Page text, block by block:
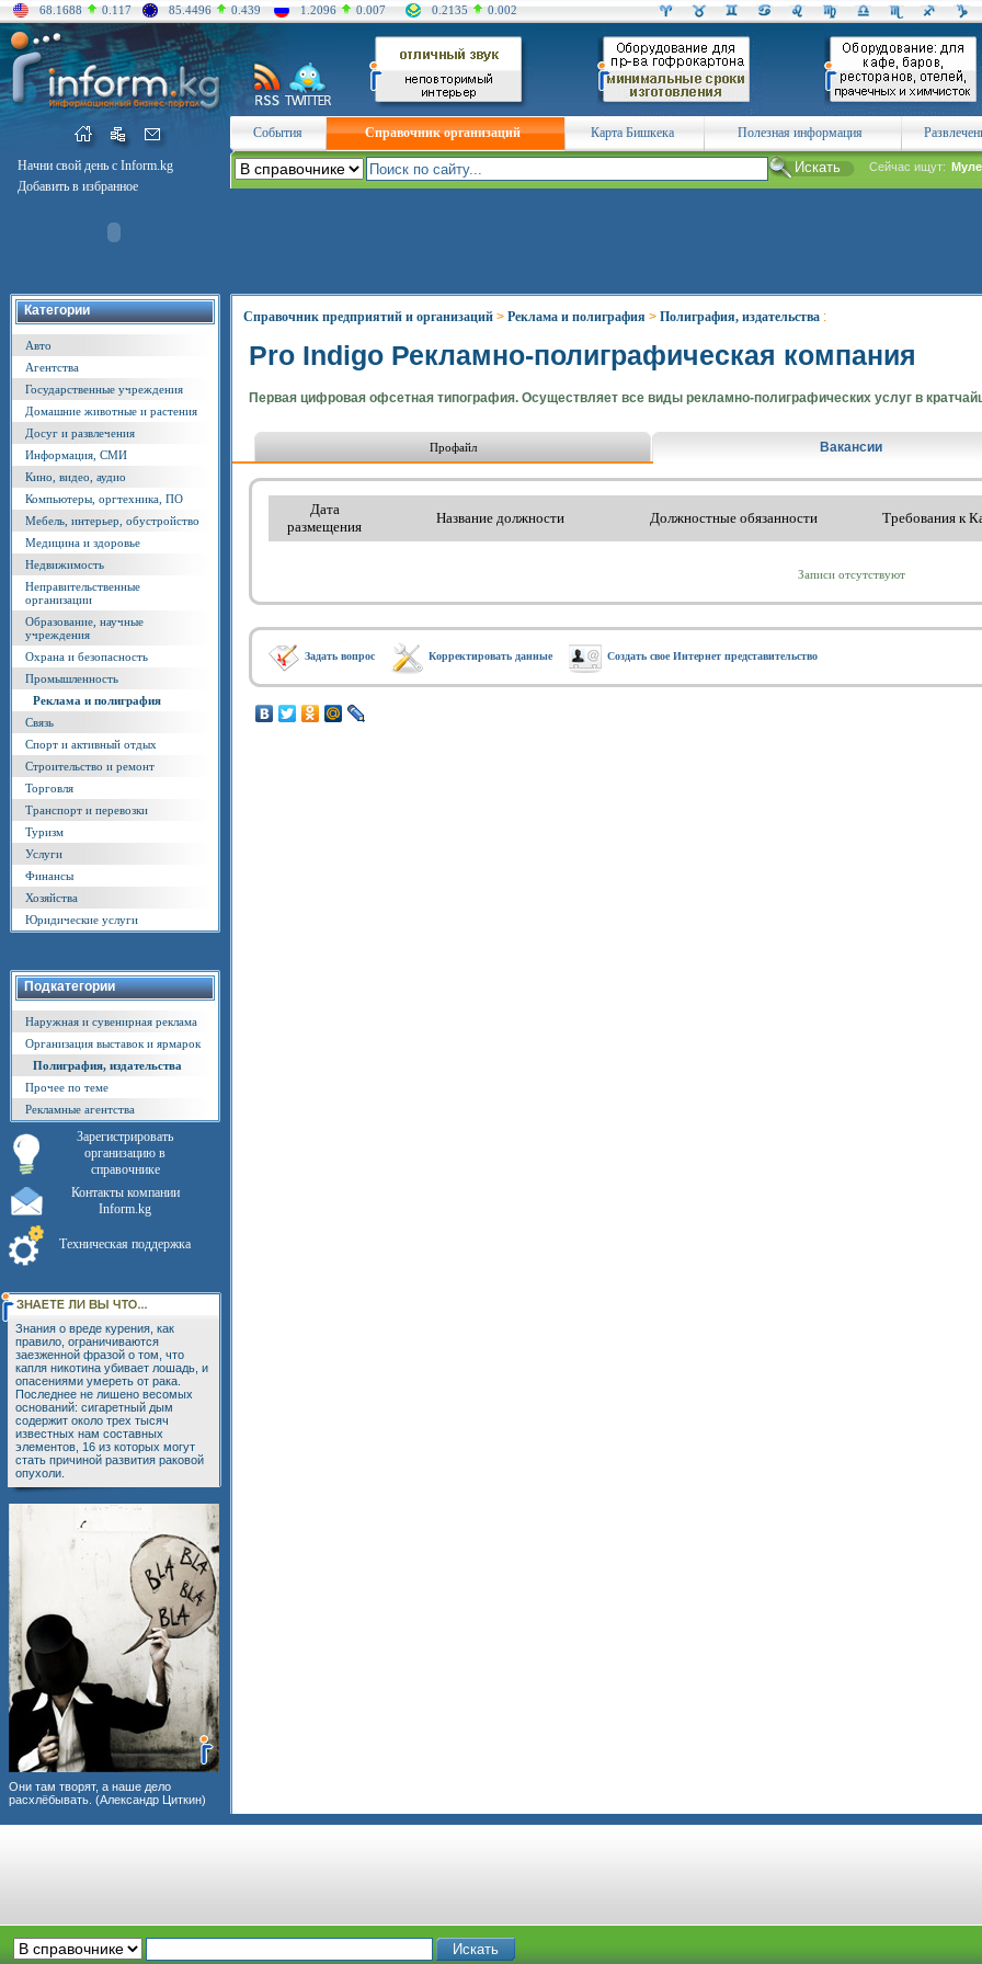
68.1688 0.117 85.4496 0.439 1.2096 0.007 0.2135 0.002
Начни свой день с Inform.kg
Добавить в избранное
События Справочник организаций Карта Бишкека Полезная информация
Сейчас ищут:
Категории
Авто
Агентства
Государственные учреждения
Домашние животные и растения
Досуг и развлечения
Информация, СМИ
Кино, видео, аудио
Компьютеры, оргтехника, ПО
Мебель, интерьер, обустройство
Медицина и здоровье
Недвижимость
Неправительственные
организации
Образование, научные
учреждения
Охрана и безопасность
Промышленность
Реклама и полиграфия
Связь
Спорт и активный отдых
Строительство и ремонт
Торговля
Транспорт и перевозки
Туризм
Услуги
Финансы
Хозяйства
Юридические услуги
Подкатегории
Наружная и сувенирная реклама
Организация выставок и ярмарок
Полиграфия, издательства
Прочее по теме
Рекламные агентства
Зарегистрировать
организацию в
справочнике
Контакты компании
Inform.kg
Техническая поддержка
Знания о вреде курения, как
правило, ограничиваются
заезженной фразой о том, что
капля никотина убивает лошадь, и
опасениями умереть от рака.
Последнее не лишено весомых
оснований: сигаретный дым
содержит около трех тысяч
известных нам составных
элементов, 16 из которых могут
стать причиной развития раковой
опухоли.
Они там творят, а наше дело
расхлёбывать. (Александр Циткин)
Справочник предприятий и организаций > Реклама и полиграфия > Полиграфия, издательства :
Pro Indigo Рекламно-полиграфическая компания
Первая цифровая офсетная типография. Осуществляет все виды рекламно-полиграфических услуг в
Профайл Вакансии
Дата
размещения
Название должности Должностные обязанности Требования к
Записи отсутствуют
Задать вопрос Корректировать данные Создать свое Интернет представительство